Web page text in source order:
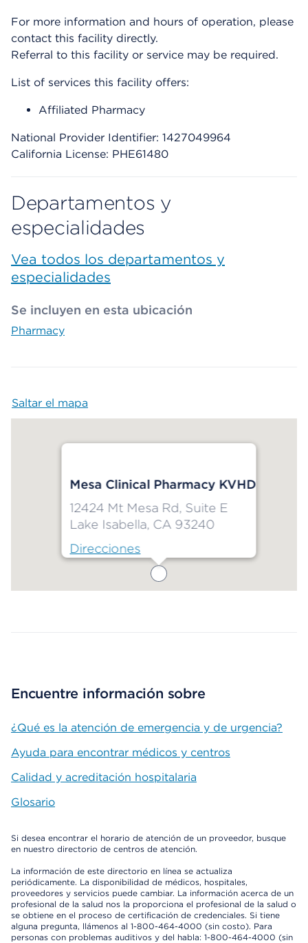
For more information and hours of operation, please
contact this facility directly.
Referral to this facility or service may be required.
List of services this facility offers:
Affiliated Pharmacy
National Provider Identifier: 1427049964
California License: PHE61480
Departamentos y
especialidades
Vea todos los departamentos y
especialidades
Se incluyen en esta ubicación
Pharmacy
Saltar el mapa
Mesa Clinical Pharmacy KVHD
12424 Mt Mesa Rd, Suite E
Lake Isabella, CA 93240
Direcciones
Encuentre información sobre
¿Qué es la atención de emergencia y de urgencia?
Ayuda para encontrar médicos y centros
Calidad y acreditación hospitalaria
Glosario
Si desea encontrar el horario de atención de un proveedor, busque
en nuestro directorio de centros de atención.
La información de este directorio en línea se actualiza
periódicamente. La disponibilidad de médicos, hospitales,
proveedores y servicios puede cambiar. La información acerca de un
profesional de la salud nos la proporciona el profesional de la salud o
se obtiene en el proceso de certificación de credenciales. Si tiene
alguna pregunta, llámenos al 1-800-464-4000 (sin costo). Para
personas con problemas auditivos y del habla: 1-800-464-4000 (sin